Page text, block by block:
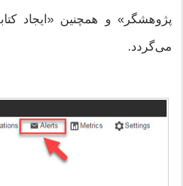
پژوهشگر» و همچنین «ایجاد
می‌گردد.